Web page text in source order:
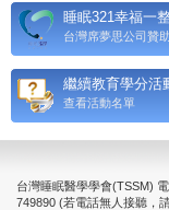
睡眠321幸福一
台灣席夢思公司贊助
繼續教育學分活
查看活動名單
台灣睡眠醫學學會(TSSM)
749890 (若電話無人接聽，